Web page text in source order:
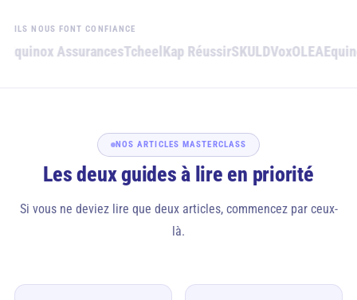
ILS NOUS FONT CONFIANCE
Equinox AssurancesTcheelKap RéussirSKULDVoxOLEA
NOS ARTICLES MASTERCLASS
Les deux guides à lire en priorité
Si vous ne deviez lire que deux articles, commencez par ceux-
là.